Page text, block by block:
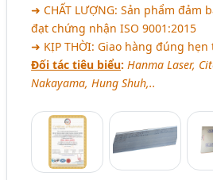
➜ CHẤT LƯỢNG: Sản phẩm đảm
đạt chứng nhận ISO 9001:2015
➜ KỊP THỜI: Giao hàng đúng
Đối tác tiêu biểu: Hanma Laser,
Nakayama, Hung Shuh,..